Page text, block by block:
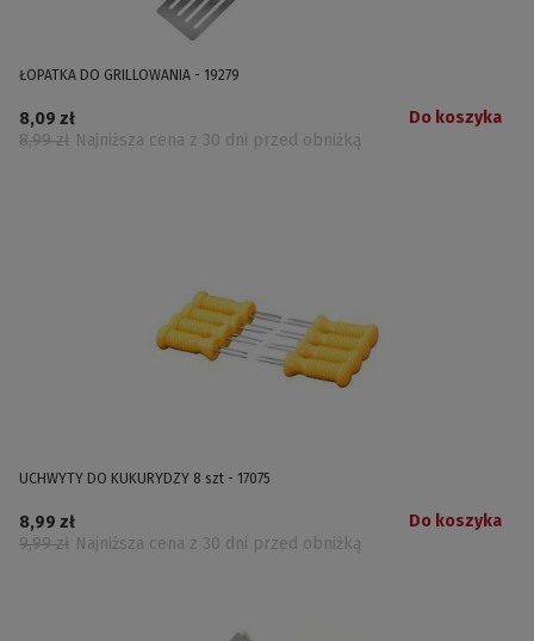
ŁOPATKA DO GRILLOWANIA - 19279
8,09 zł
8,99 zł Najniższa cena z 30 dni przed obniżką
Do koszyka
UCHWYTY DO KUKURYDZY 8 szt - 17075
8,99 zł
9,99 zł Najniższa cena z 30 dni przed obniżką
Do koszyka